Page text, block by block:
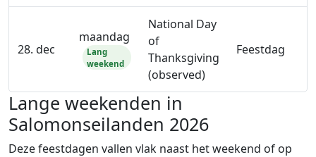
28. dec
maandag
Lang
weekend
National Day
of
Thanksgiving
(observed)
Feestdag
Lange weekenden in
Salomonseilanden 2026
Deze feestdagen vallen vlak naast het weekend of op